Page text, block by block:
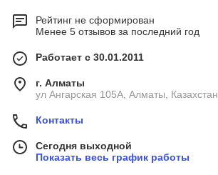
Рейтинг не сформирован
Менее 5 отзывов за последний год
Работает с 30.01.2011
г. Алматы
ул Ангарская 105А, Алматы, Казахстан
Контакты
Сегодня выходной
Показать весь график работы